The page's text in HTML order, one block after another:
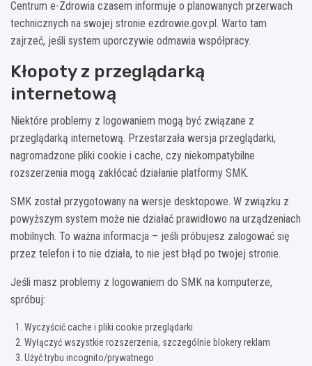
Centrum e-Zdrowia czasem informuje o planowanych przerwach
technicznych na swojej stronie ezdrowie.gov.pl. Warto tam
zajrzeć, jeśli system uporczywie odmawia współpracy.
Kłopoty z przeglądarką
internetową
Niektóre problemy z logowaniem mogą być związane z
przeglądarką internetową. Przestarzała wersja przeglądarki,
nagromadzone pliki cookie i cache, czy niekompatybilne
rozszerzenia mogą zakłócać działanie platformy SMK.
SMK został przygotowany na wersje desktopowe. W związku z
powyższym system może nie działać prawidłowo na urządzeniach
mobilnych. To ważna informacja – jeśli próbujesz zalogować się
przez telefon i to nie działa, to nie jest błąd po twojej stronie.
Jeśli masz problemy z logowaniem do SMK na komputerze,
spróbuj:
Wyczyścić cache i pliki cookie przeglądarki
Wyłączyć wszystkie rozszerzenia, szczególnie blokery reklam
Użyć trybu incognito/prywatnego